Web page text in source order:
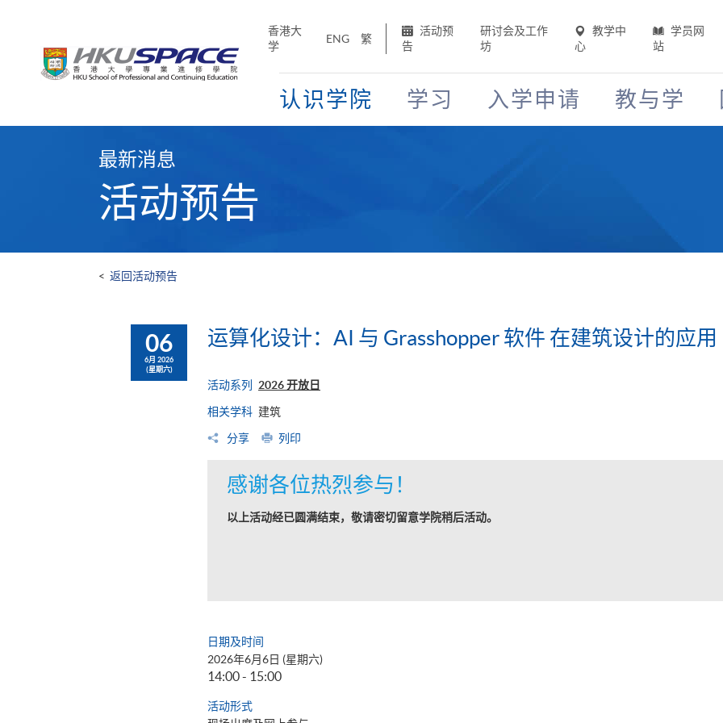
香港大
学
ENG 繁
活动预
告
研讨会及工作
坊
教学中
心
学员网
站
认识学院 学习 入学申请 教与学
最新消息
活动预告
< 返回活动预告
06
6月 2026
(星期六)
运算化设计：AI 与 Grasshopper 软件 在建筑设计的应用
活动系列 2026 开放日
相关学科 建筑
分享 列印
感谢各位热烈参与！
以上活动经已圆满结束，敬请密切留意学院稍后活动。
日期及时间
2026年6月6日 (星期六)
14:00 - 15:00
活动形式